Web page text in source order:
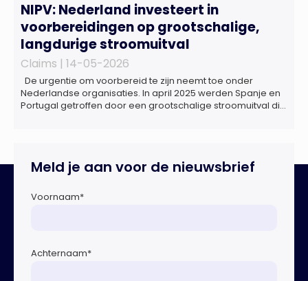
NIPV: Nederland investeert in
voorbereidingen op grootschalige,
langdurige stroomuitval
Claims | 14-05-2026
De urgentie om voorbereid te zijn neemt toe onder
Nederlandse organisaties. In april 2025 werden Spanje en
Portugal getroffen door een grootschalige stroomuitval die
noodaggregaten.Begin dit jaar vond […]
Meld je aan voor de nieuwsbrief
Voornaam*
Achternaam*